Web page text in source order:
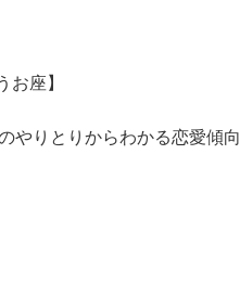
座】
やりとりからわかる恋愛傾向